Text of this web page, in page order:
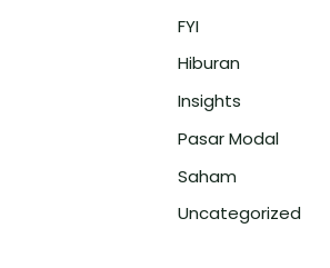
FYI
Hiburan
Insights
Pasar Modal
Saham
Uncategorized